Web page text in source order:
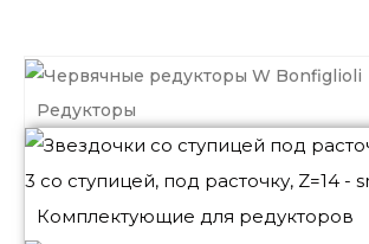
Редукторы
Комплектующие для редукторов